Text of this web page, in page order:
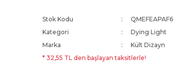
Stok Kodu
QMEFEAPAF6
Kategori
Dying Light
Marka
Kült Dizayn
* 32,55 TL den başlayan taksitlerle!